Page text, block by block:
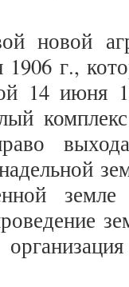
новой
г.,
14 июня